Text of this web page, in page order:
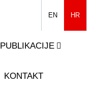
EN HR
PUBLIKACIJE
KONTAKT